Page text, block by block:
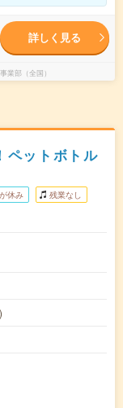
詳しく見る
部（全国）
ペットボトル
休み 残業なし